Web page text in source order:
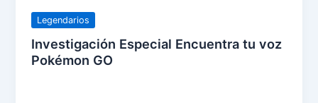
Legendarios
Investigación Especial Encuentra tu voz
Pokémon GO